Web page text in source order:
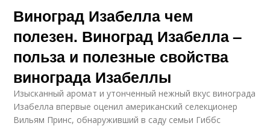
Виноград Изабелла чем
полезен. Виноград Изабелла –
польза и полезные свойства
винограда Изабеллы
Изысканный аромат и утонченный нежный вкус винограда
Изабелла впервые оценил американский селекционер
Вильям Принс, обнаруживший в саду семьи Гиббс